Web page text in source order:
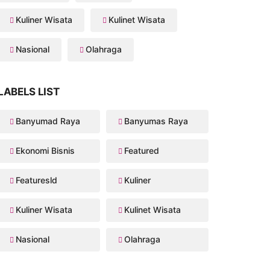
Kuliner Wisata Kulinet Wisata
Nasional Olahraga
LIST
Banyumad Raya Banyumas Raya
Ekonomi Bisnis Featured
Featuresld Kuliner
Kuliner Wisata Kulinet Wisata
Nasional Olahraga